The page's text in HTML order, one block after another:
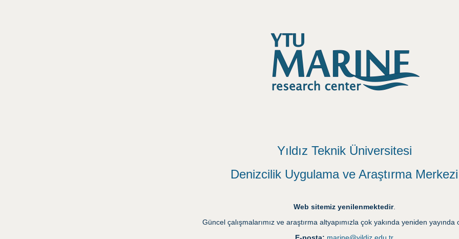
Yıldız Teknik Üniversitesi
Denizcilik Uygulama ve Araştırma Merkezi
Web sitemiz yenilenmektedir.
Güncel çalışmalarımız ve araştırma altyapımızla çok yakında yeniden yayında